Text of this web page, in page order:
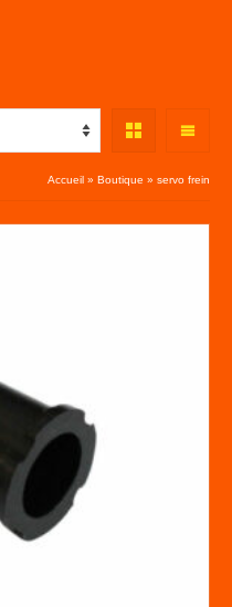
Accueil » Boutique » servo frein